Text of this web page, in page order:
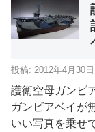
投稿: 2012年4月30日
護衛空母ガンビ
ガンビアベイが
いい写真を乗せ